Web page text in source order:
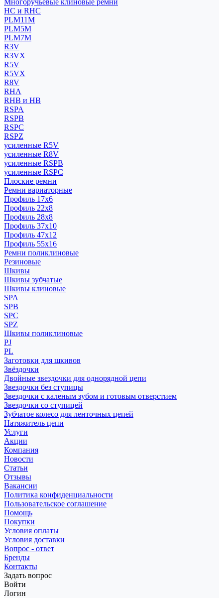
Многоручьевые клиновые ремни
HC и RHC
PLM11M
PLM5M
PLM7M
R3V
R3VX
R5V
R5VX
R8V
RHA
RHB и HB
RSPA
RSPB
RSPC
RSPZ
усиленные R5V
усиленные R8V
усиленные RSPB
усиленные RSPC
Плоские ремни
Ремни вариаторные
Профиль 17x6
Профиль 22x8
Профиль 28x8
Профиль 37x10
Профиль 47x12
Профиль 55x16
Ремни поликлиновые
Резиновые
Шкивы
Шкивы зубчатые
Шкивы клиновые
SPA
SPB
SPC
SPZ
Шкивы поликлиновые
PJ
PL
Заготовки для шкивов
Звёздочки
Двойные звездочки для однорядной цепи
Звездочки без ступицы
Звездочки с каленым зубом и готовым отверстием
Звездочки со ступицей
Зубчатое колесо для ленточных цепей
Натяжитель цепи
Услуги
Акции
Компания
Новости
Статьи
Отзывы
Вакансии
Политика конфиденциальности
Пользовательское соглашение
Помощь
Покупки
Условия оплаты
Условия доставки
Вопрос - ответ
Бренды
Контакты
Задать вопрос
Войти
Логин